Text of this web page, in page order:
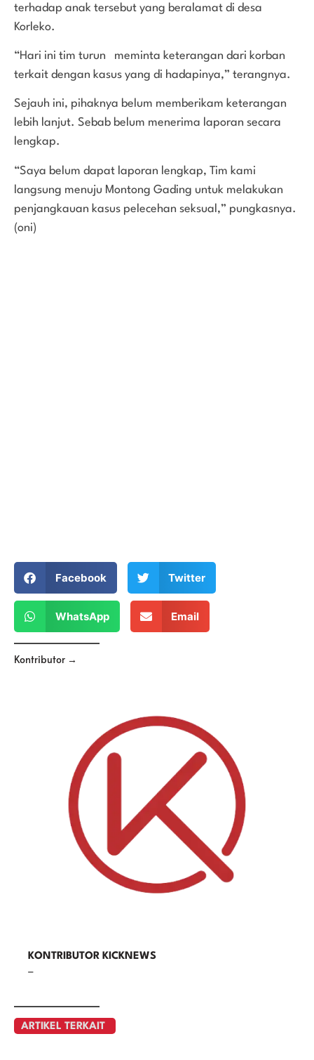
terhadap anak tersebut yang beralamat di desa
Korleko.
“Hari ini tim turun meminta keterangan dari korban
terkait dengan kasus yang di hadapinya,” terangnya.
Sejauh ini, pihaknya belum memberikam keterangan
lebih lanjut. Sebab belum menerima laporan secara
lengkap.
“Saya belum dapat laporan lengkap, Tim kami
langsung menuju Montong Gading untuk melakukan
penjangkauan kasus pelecehan seksual,” pungkasnya.
(oni)
Facebook Twitter
WhatsApp Email
Kontributor →
KONTRIBUTOR KICKNEWS
–
ARTIKEL TERKAIT